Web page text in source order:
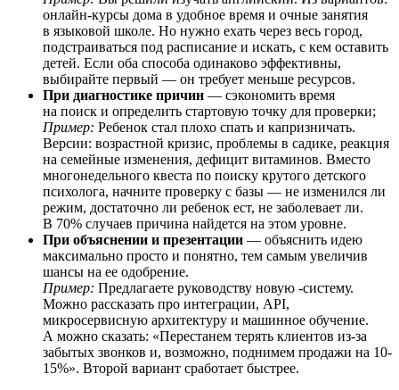
онлайн-курсы дома в удобное время и очные занятия
в языковой школе. Но нужно ехать через весь город,
подстраиваться под расписание и искать, с кем оставить
детей. Если оба способа одинаково эффективны,
выбирайте первый — он требует меньше ресурсов.
При диагностике причин — сэкономить время
на поиск и определить стартовую точку для проверки;
Пример: Ребенок стал плохо спать и капризничать.
Версии: возрастной кризис, проблемы в садике, реакция
на семейные изменения, дефицит витаминов. Вместо
многонедельного квеста по поиску крутого детского
психолога, начните проверку с базы — не изменился ли
режим, достаточно ли ребенок ест, не заболевает ли.
В 70% случаев причина найдется на этом уровне.
При объяснении и презентации — объяснить идею
максимально просто и понятно, тем самым увеличив
шансы на ее одобрение.
Пример: Предлагаете руководству новую -систему.
Можно рассказать про интеграции, API,
микросервисную архитектуру и машинное обучение.
А можно сказать: «Перестанем терять клиентов из-за
забытых звонков и, возможно, поднимем продажи на 10-
15%». Второй вариант сработает быстрее.